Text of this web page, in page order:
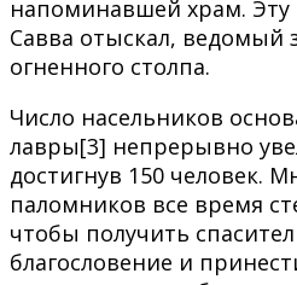
напоминавшей храм. Эту
Савва отыскал, ведомый
огненного столпа.
Число насельников
лавры[3] непрерывно
достигнув 150 человек.
паломников все время
чтобы получить
благословение и